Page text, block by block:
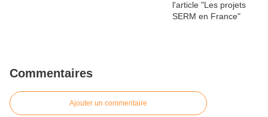
Commentaires
Ajouter un commentaire